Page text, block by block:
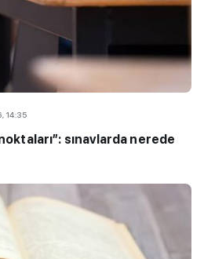
14:35
sınavlarda nerede